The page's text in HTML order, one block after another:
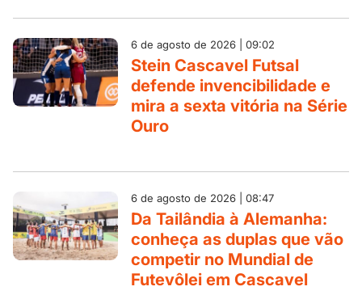
6 de agosto de 2026 | 09:02
Stein Cascavel Futsal
defende invencibilidade e
mira a sexta vitória na Série
Ouro
6 de agosto de 2026 | 08:47
Da Tailândia à Alemanha:
conheça as duplas que vão
competir no Mundial de
Futevôlei em Cascavel